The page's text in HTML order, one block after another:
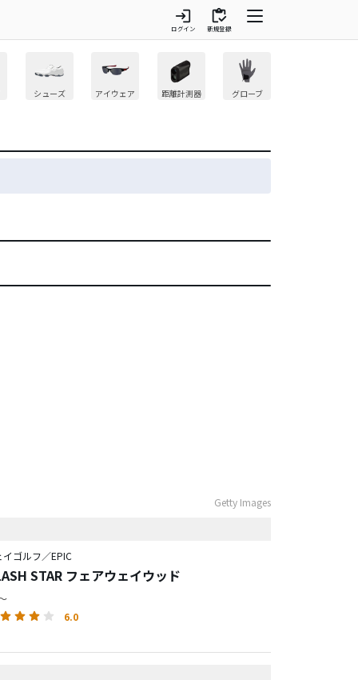
login
ログイン
inventory
新規登録
シューズ アイウェア 距離計測器 グローブ
Getty Images
ゴルフ／EPIC
STAR フェアウェイウッド
6.0